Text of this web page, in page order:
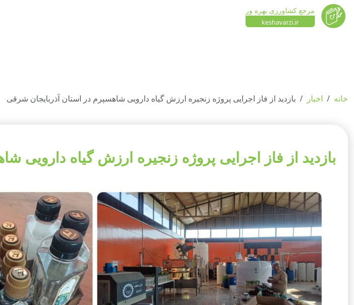
مرجع کشاورزی بهره ور
keshavarzi.ir
خانه اخبار بازدید از فاز اجرایی پروژه زنجیره ارزش گیاه دارویی شاهسپرم در استان آذربایجان شرقی
بازدید از فاز اجرایی پروژه زنجیره ارزش گیاه دارویی